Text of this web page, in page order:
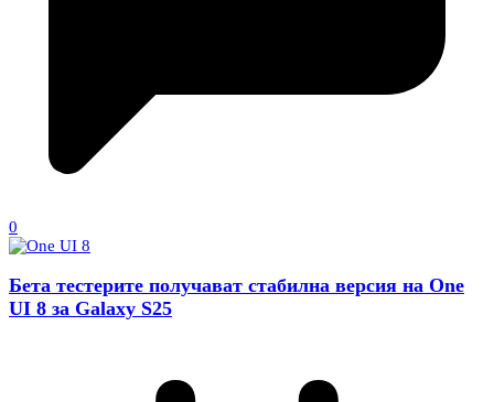
0
Бета тестерите получават стабилна версия на One
UI 8 за Galaxy S25